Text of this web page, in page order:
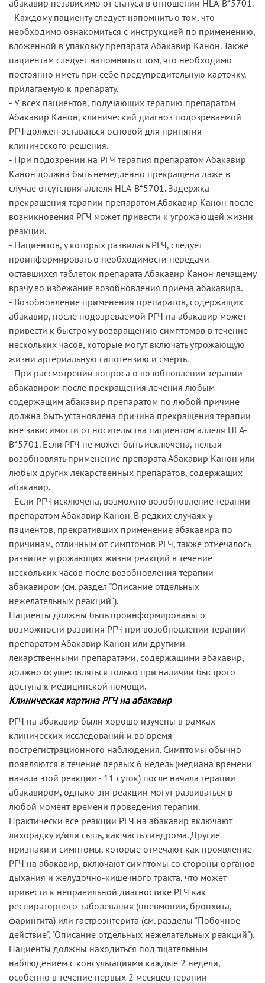
абакавир независимо от статуса в отношении HLA-B*5701.
- Каждому пациенту следует напомнить о том, что
необходимо ознакомиться с инструкцией по применению,
вложенной в упаковку препарата Абакавир Канон. Также
пациентам следует напомнить о том, что необходимо
постоянно иметь при себе предупредительную карточку,
прилагаемую к препарату.
- У всех пациентов, получающих терапию препаратом
Абакавир Канон, клинический диагноз подозреваемой
РГЧ должен оставаться основой для принятия
клинического решения.
- При подозрении на РГЧ терапия препаратом Абакавир
Канон должна быть немедленно прекращена даже в
случае отсутствия аллеля HLA-B*5701. Задержка
прекращения терапии препаратом Абакавир Канон после
возникновения РГЧ может привести к угрожающей жизни
реакции.
- Пациентов, у которых развилась РГЧ, следует
проинформировать о необходимости передачи
оставшихся таблеток препарата Абакавир Канон лечащему
врачу во избежание возобновления приема абакавира.
- Возобновление применения препаратов, содержащих
абакавир, после подозреваемой РГЧ на абакавир может
привести к быстрому возвращению симптомов в течение
нескольких часов, которые могут включать угрожающую
жизни артериальную гипотензию и смерть.
- При рассмотрении вопроса о возобновлении терапии
абакавиром после прекращения лечения любым
содержащим абакавир препаратом по любой причине
должна быть установлена причина прекращения терапии
вне зависимости от носительства пациентом аллеля HLA-
B*5701. Если РГЧ не может быть исключена, нельзя
возобновлять применение препарата Абакавир Канон или
любых других лекарственных препаратов, содержащих
абакавир.
- Если РГЧ исключена, возможно возобновление терапии
препаратом Абакавир Канон. В редких случаях у
пациентов, прекративших применение абакавира по
причинам, отличным от симптомов РГЧ, также отмечалось
развитие угрожающих жизни реакций в течение
нескольких часов после возобновления терапии
абакавиром (см. раздел "Описание отдельных
нежелательных реакций").
Пациенты должны быть проинформированы о
возможности развития РГЧ при возобновлении терапии
препаратом Абакавир Канон или другими
лекарственными препаратами, содержащими абакавир,
должно осуществляться только при наличии быстрого
доступа к медицинской помощи.
Клиническая картина РГЧ на абакавир
РГЧ на абакавир были хорошо изучены в рамках
клинических исследований и во время
пострегистрационного наблюдения. Симптомы обычно
появляются в течение первых 6 недель (медиана времени
начала этой реакции - 11 суток) после начала терапии
абакавиром, однако эти реакции могут развиваться в
любой момент времени проведения терапии.
Практически все реакции РГЧ на абакавир включают
лихорадку и/или сыпь, как часть синдрома. Другие
признаки и симптомы, которые отмечают как проявление
РГЧ на абакавир, включают симптомы со стороны органов
дыхания и желудочно-кишечного тракта, что может
привести к неправильной диагностике РГЧ как
респираторного заболевания (пневмонии, бронхита,
фарингита) или гастроэнтерита (см. разделы "Побочное
действие", "Описание отдельных нежелательных реакций").
Пациенты должны находиться под тщательным
наблюдением с консультациями каждые 2 недели,
особенно в течение первых 2 месяцев терапии